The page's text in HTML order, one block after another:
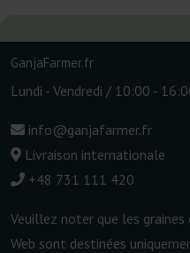
GanjaFarmer.fr
Lundi - Vendredi / 10:00 -
info@ganjafarmer.fr
Livraison internationale
+48 731 111 420
Veuillez noter que les graines
Web sont destinées